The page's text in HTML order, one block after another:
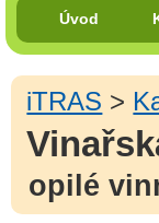
Úvod
iTRAS >
opilé